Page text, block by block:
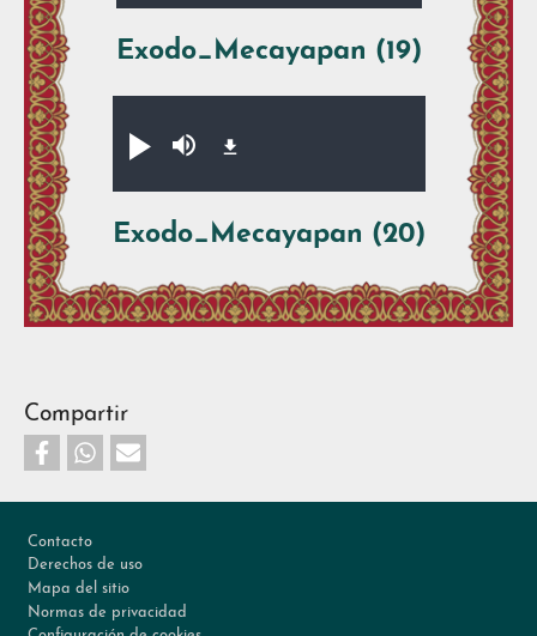
Exodo_Mecayapan (19)
Xikpe̱walti̱y
Silenciar
Exodo_Mecayapan (20)
Compartir
Contacto
Derechos de uso
Mapa del sitio
Normas de privacidad